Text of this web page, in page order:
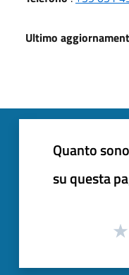
Ultimo
Quanto
su questa